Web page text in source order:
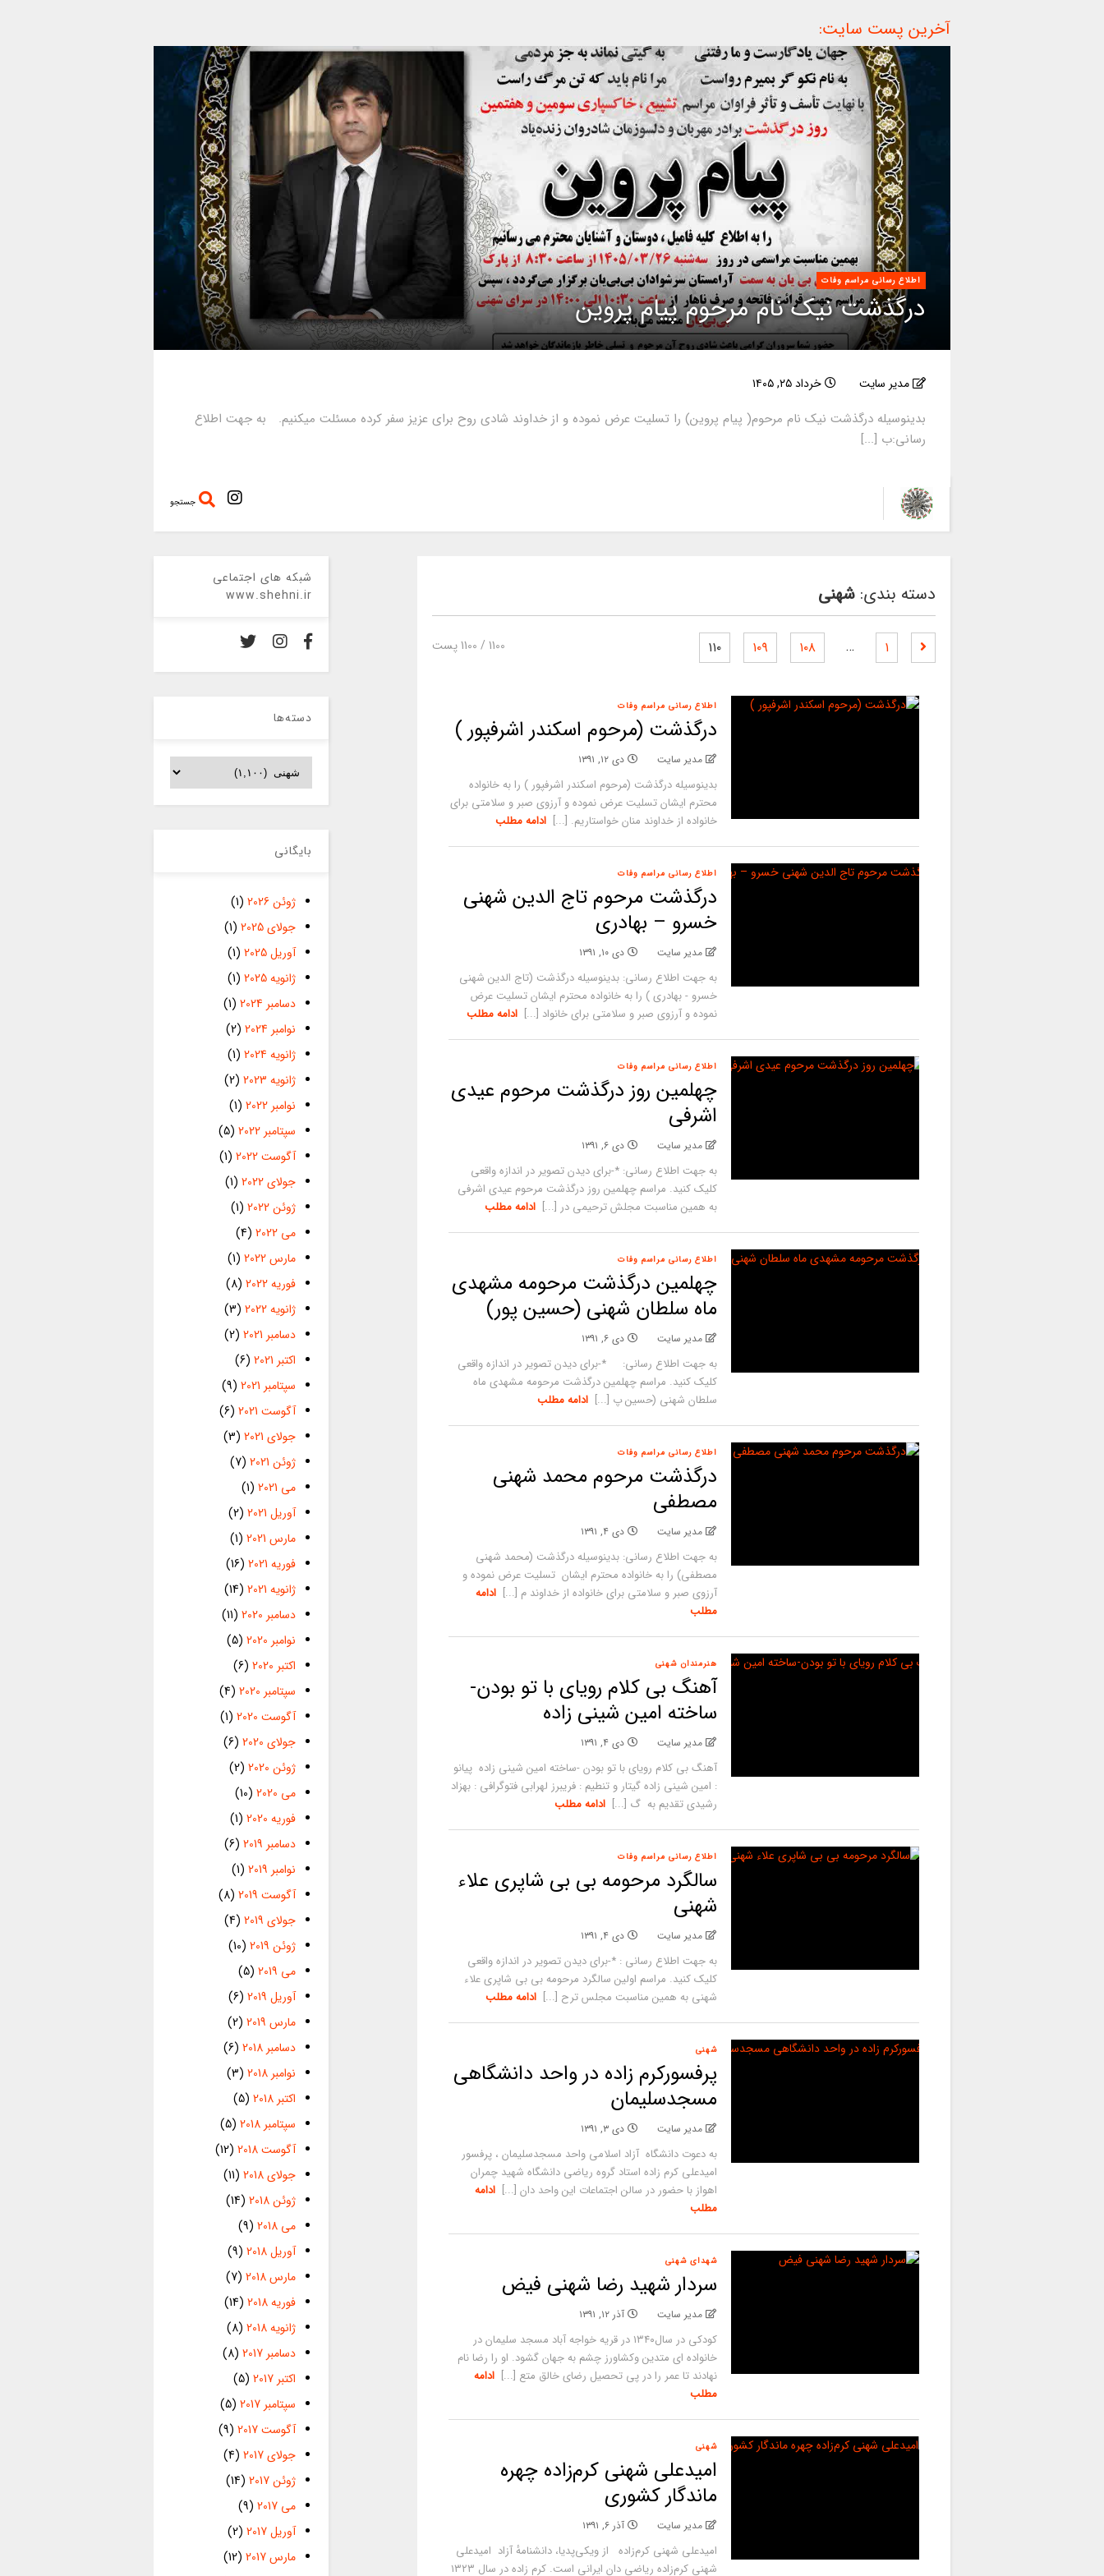
آخرین پست سایت:
اطلاع رسانی مراسم وفات
درگذشت نیک نام مرحوم پیام پروین
مدیر سایت خرداد ۲۵, ۱۴۰۵
بدینوسیله درگذشت نیک نام مرحوم( پیام پروین) را تسلیت عرض نموده و از خداوند شادی روح برای عزیز سفر کرده مسئلت میکنیم. به جهت اطلاع
رسانی:ب [...]
جستجو
دسته بندی: شهنی
۱ … ۱۰۸ ۱۰۹ ۱۱۰ 1100 / 1100 پست
اطلاع رسانی مراسم وفات
درگذشت (مرحوم اسکندر اشرفپور )
مدیر سایت دی ۱۲, ۱۳۹۱
بدینوسیله درگذشت (مرحوم اسکندر اشرفپور ) را به خانواده
محترم ایشان تسلیت عرض نموده و آرزوی صبر و سلامتی برای
خانواده از خداوند منان خواستاریم. [...] ادامه مطلب
اطلاع رسانی مراسم وفات
درگذشت مرحوم تاج الدین شهنی
خسرو – بهادری
مدیر سایت دی ۱۰, ۱۳۹۱
به جهت اطلاع رسانی: بدینوسیله درگذشت (تاج الدین شهنی
خسرو - بهادری ) را به خانواده محترم ایشان تسلیت عرض
نموده و آرزوی صبر و سلامتی برای خانواد [...] ادامه مطلب
اطلاع رسانی مراسم وفات
چهلمین روز درگذشت مرحوم عیدی
اشرفی
مدیر سایت دی ۶, ۱۳۹۱
به جهت اطلاع رسانی: *-برای دیدن تصویر در اندازه واقعی
کلیک کنید. مراسم چهلمین روز درگذشت مرحوم عیدی اشرفی
به همین مناسبت مجلش ترحیمی در [...] ادامه مطلب
اطلاع رسانی مراسم وفات
چهلمین درگذشت مرحومه مشهدی
ماه سلطان شهنی (حسین پور)
مدیر سایت دی ۶, ۱۳۹۱
به جهت اطلاع رسانی: *-برای دیدن تصویر در اندازه واقعی
کلیک کنید. مراسم چهلمین درگذشت مرحومه مشهدی ماه
سلطان شهنی (حسین پ [...] ادامه مطلب
اطلاع رسانی مراسم وفات
درگذشت مرحوم محمد شهنی
مصطفی
مدیر سایت دی ۴, ۱۳۹۱
به جهت اطلاع رسانی: بدینوسیله درگذشت (محمد شهنی
مصطفی) را به خانواده محترم ایشان تسلیت عرض نموده و
آرزوی صبر و سلامتی برای خانواده از خداوند م [...] ادامه
مطلب
هنرمندان شهنی
آهنگ بی کلام رویای با تو بودن-
ساخته امین شینی زاده
مدیر سایت دی ۴, ۱۳۹۱
آهنگ بی کلام رویای با تو بودن -ساخته امین شینی زاده پیانو
: امین شینی زاده گیتار و تنطیم : فریبرز لهرابی فتوگرافی : بهزاد
رشیدی تقدیم به گ [...] ادامه مطلب
اطلاع رسانی مراسم وفات
سالگرد مرحومه بی بی شاپری علاء
شهنی
مدیر سایت دی ۴, ۱۳۹۱
به جهت اطلاع رسانی : *-برای دیدن تصویر در اندازه واقعی
کلیک کنید. مراسم اولین سالگرد مرحومه بی بی شاپری علاء
شهنی به همین مناسبت مجلس ترح [...] ادامه مطلب
شهنی
پرفسورکرم زاده در واحد دانشگاهی
مسجدسلیمان
مدیر سایت دی ۳, ۱۳۹۱
به دعوت دانشگاه آزاد اسلامی واحد مسجدسلیمان ، پرفسور
امیدعلی کرم زاده استاد گروه ریاضی دانشگاه شهید چمران
اهواز با حضور در سالن اجتماعات این واحد دان [...] ادامه
مطلب
شهدای شهنی
سردار شهید رضا شهنی فیض
مدیر سایت آذر ۱۲, ۱۳۹۱
کودکی در سال۱۳۴۰ در قریه خواجه آباد مسجد سلیمان در
خانواده ای متدین وکشاورز چشم به جهان گشود. او را رضا نام
نهادند تا عمر را در پی تحصیل رضای خالق متع [...] ادامه
مطلب
شهنی
امیدعلی شهنی کرم‌زاده چهره
ماندگار کشوری
مدیر سایت آذر ۶, ۱۳۹۱
امیدعلی شهنی کرم‌زاده از ویکی‌پدیا، دانشنامهٔ آزاد امیدعلی
شهنی کرم‌زاده ریاضی دان ایرانی است. کرم زاده در سال ۱۳۲۳
شبکه های اجتماعی
www.shehni.ir
دسته‌ها
بایگانی
ژوئن 2026
(1)
جولای 2025
(1)
آوریل 2025
(1)
ژانویه 2025
(1)
دسامبر 2024
(1)
نوامبر 2024
(2)
ژانویه 2024
(1)
ژانویه 2023
(2)
نوامبر 2022
(1)
سپتامبر 2022
(5)
آگوست 2022
(1)
جولای 2022
(1)
ژوئن 2022
(1)
می 2022
(4)
مارس 2022
(1)
فوریه 2022
(8)
ژانویه 2022
(3)
دسامبر 2021
(2)
اکتبر 2021
(6)
سپتامبر 2021
(9)
آگوست 2021
(6)
جولای 2021
(3)
ژوئن 2021
(7)
می 2021
(1)
آوریل 2021
(2)
مارس 2021
(1)
فوریه 2021
(16)
ژانویه 2021
(14)
دسامبر 2020
(11)
نوامبر 2020
(5)
اکتبر 2020
(6)
سپتامبر 2020
(4)
آگوست 2020
(1)
جولای 2020
(6)
ژوئن 2020
(2)
می 2020
(10)
فوریه 2020
(1)
دسامبر 2019
(6)
نوامبر 2019
(1)
آگوست 2019
(8)
جولای 2019
(4)
ژوئن 2019
(10)
می 2019
(5)
آوریل 2019
(6)
مارس 2019
(2)
دسامبر 2018
(6)
نوامبر 2018
(3)
اکتبر 2018
(5)
سپتامبر 2018
(5)
آگوست 2018
(12)
جولای 2018
(11)
ژوئن 2018
(14)
می 2018
(9)
آوریل 2018
(9)
مارس 2018
(7)
فوریه 2018
(14)
ژانویه 2018
(8)
دسامبر 2017
(8)
اکتبر 2017
(5)
سپتامبر 2017
(5)
آگوست 2017
(9)
جولای 2017
(4)
ژوئن 2017
(14)
می 2017
(9)
آوریل 2017
(2)
مارس 2017
(12)